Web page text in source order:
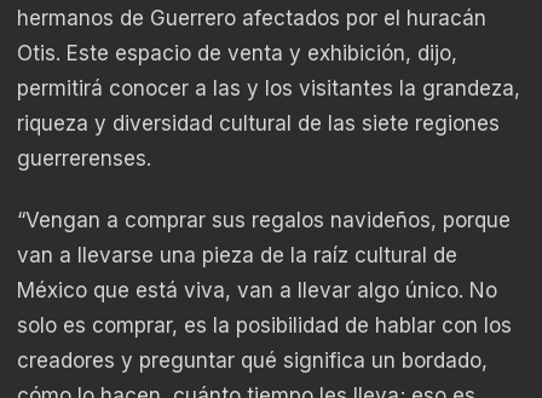
hermanos de Guerrero afectados por el huracán
Otis. Este espacio de venta y exhibición, dijo,
permitirá conocer a las y los visitantes la grandeza,
riqueza y diversidad cultural de las siete regiones
guerrerenses.
“Vengan a comprar sus regalos navideños, porque
van a llevarse una pieza de la raíz cultural de
México que está viva, van a llevar algo único. No
solo es comprar, es la posibilidad de hablar con los
creadores y preguntar qué significa un bordado,